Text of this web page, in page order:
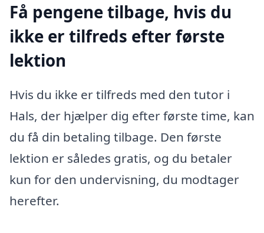
Få pengene tilbage, hvis du
ikke er tilfreds efter første
lektion
Hvis du ikke er tilfreds med den tutor i
Hals, der hjælper dig efter første time, kan
du få din betaling tilbage. Den første
lektion er således gratis, og du betaler
kun for den undervisning, du modtager
herefter.